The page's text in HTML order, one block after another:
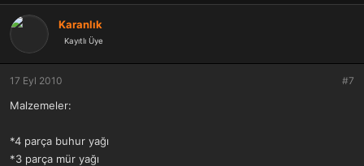
Karanlık
Kayıtlı Üye
17 Eyl 2010 #7
Malzemeler:
*4 parça buhur yağı
*3 parça mür yağı